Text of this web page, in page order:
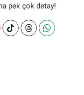
pek çok detay!